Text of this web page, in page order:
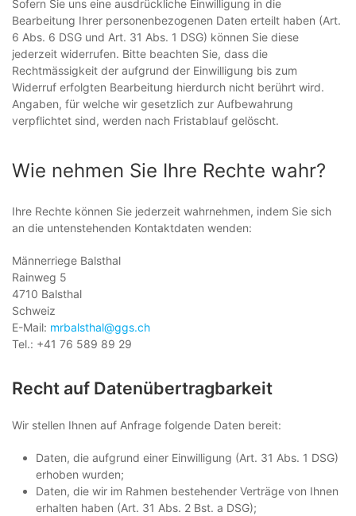
Sofern Sie uns eine ausdrückliche Einwilligung in die
Bearbeitung Ihrer personenbezogenen Daten erteilt haben (Art.
6 Abs. 6 DSG und Art. 31 Abs. 1 DSG) können Sie diese
jederzeit widerrufen. Bitte beachten Sie, dass die
Rechtmässigkeit der aufgrund der Einwilligung bis zum
Widerruf erfolgten Bearbeitung hierdurch nicht berührt wird.
Angaben, für welche wir gesetzlich zur Aufbewahrung
verpflichtet sind, werden nach Fristablauf gelöscht.
Wie nehmen Sie Ihre Rechte wahr?
Ihre Rechte können Sie jederzeit wahrnehmen, indem Sie sich
an die untenstehenden Kontaktdaten wenden:
Männerriege Balsthal
Rainweg 5
4710 Balsthal
Schweiz
E-Mail: mrbalsthal@ggs.ch
Tel.: +41 76 589 89 29
Recht auf Datenübertragbarkeit
Wir stellen Ihnen auf Anfrage folgende Daten bereit:
Daten, die aufgrund einer Einwilligung (Art. 31 Abs. 1 DSG)
erhoben wurden;
Daten, die wir im Rahmen bestehender Verträge von Ihnen
erhalten haben (Art. 31 Abs. 2 Bst. a DSG);